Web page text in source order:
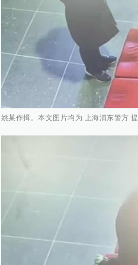
姚某作揖。本文图片均为 上海浦东警方